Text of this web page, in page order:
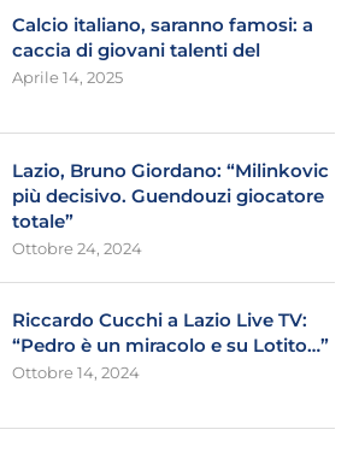
Calcio italiano, saranno famosi: a
caccia di giovani talenti del
Aprile 14, 2025
Lazio, Bruno Giordano: “Milinkovic
più decisivo. Guendouzi giocatore
totale”
Ottobre 24, 2024
Riccardo Cucchi a Lazio Live TV:
“Pedro è un miracolo e su Lotito…”
Ottobre 14, 2024